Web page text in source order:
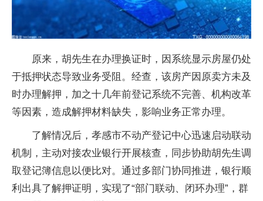
原来，胡先生在办理换证时，因系统显示房屋仍处
于抵押状态导致业务受阻。经查，该房产因原卖方未及
时办理解押，加之十几年前登记系统不完善、机构改革
等因素，造成解押材料缺失，影响业务正常办理。
了解情况后，孝感市不动产登记中心迅速启动联动
机制，主动对接农业银行开展核查，同步协助胡先生调
取登记簿信息以便比对。通过多部门协同推进，银行顺
利出具了解押证明，实现了“部门联动、闭环办理”，群